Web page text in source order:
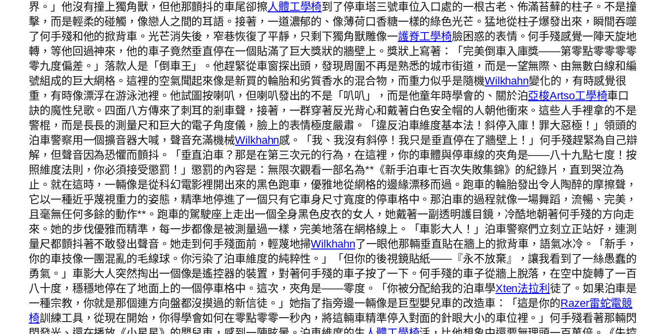
界。」他沒有撞上獨角獸，但他那顫抖的車尾卻擦人體工學椅到了停車塔三號車位入口處的一根古老、佈滿苔蘚的柱子。不是撞
擊，而是輕柔的碰觸，像戀人之間的耳語。接著，一道濃郁的、像薄荷口香糖一樣的綠色光芒。猛地從柱子爆發出來，瞬間吞噬
了何手殘和他的掀背車。光芒消失後，窄巷恢復了平靜，只剩下獨角獸雕像一護脊工學椅臉困惑的表情。何手殘感覺一陣天旋地
轉，等他回過神來，他的車子竟然垂直停在一個貼滿了巨大獎狀的牆壁上。獎狀上寫著：「完美倒車入庫獎——第零點零零零零
零九度偏差。」落款人是「倒車王」。他趕緊從車窗探出頭，發現周圍不再是熟悉的城市街道，而是一望無際、由無數白線和編
號組成的巨大網格。這裡的空氣聞起來像是新買的輪胎和劣質香水的混合物，而重力似乎是隨機Wilkhahn變化的，有時感覺很
重，有時像漂浮在游泳池裡。他試圖按喇叭，但喇叭發出的不是「叭叭」，而是他童年時學會的、關於泊亞梭Artso工學椅車口
訣的魔性兒歌。四面八方傳來了刺耳的剎車聲，接著，一群穿著反光背心和戴著白色安全帽的人朝他衝來。這些人手裡拿的不是
警棍，而是長長的測量尺和巨大的電子角度儀，臉上的表情極度嚴肅。「違反泊車維度基本法！斜停入庫！罪大惡極！」領頭的
泊車警察用一個擴音器大喊，聲音充滿機械Wilkhahn感。「我、我沒有斜停！我只是垂直停在了牆壁上！」何手殘趕緊為自己辯
解，但聲音因為恐懼而顫抖。「垂直泊車？那是在第三次元的行為，在這裡，你的車體與停車線的夾角是——八十九點七度！按
照維度法則，你必須接受懲罰！」懲罰的內容是：無限次觀看一部名為**《新手泊車七百次失敗集錦》的紀錄片，直到哭泣為
止。就在這時，一輛像是從科幻電影裡開出來的黑色跑車，優雅地從網格的邊緣漂移而過。跑車的輪胎發出令人陶醉的摩擦聲，
它以一種近乎蔑視重力的姿態，精準地停進了一個只有它車身尺寸寬度的停車格中。那泊車的過程就像一場舞蹈，流暢、完美，
且毫無任何多餘的動作**。跑車的駕駛座上走出一個全身黑色皮衣的女人，她戴著一副透明護目鏡，冷酷地朝著何手殘的方向走
來。她的步伐優雅而精準，每一步都像是被測量過一樣，完美地落在網格線上。「車影大人！」泊車警察們立刻立正站好，連測
量尺都顫抖著不敢發出聲音。她走到何手殘面前，輕蔑地掃Wilkhahn了一眼他那輛垂直貼在牆上的掀背車，語氣冰冷。「新手，
你的車技像一團混亂的毛線球。你污染了泊車維度的純粹性。」「但你的後視鏡貼紙——『永不放棄』，讓我看到了一絲愚蠢的
勇氣。」車影大人突然掏出一個像是遙控器的裝置，對著何手殘的車子按了一下。何手殘的車子從牆上脫落，在空中旋轉了一百
八十度，穩穩地停在了地面上的一個停車格中。這次，夾角是——零度。「你被分配給我的泊車學Xten法拉利徒了。如果泊車是
一種宗教，你就是那個連方向盤都沒摸過的新信徒。」她指了指旁邊一輛像是巨型嬰兒車的改造車：「這是你的Razer雷蛇電競
椅訓練工具，從現在開始，你得學會如何在零點零零一秒內，將這輛車精準停入對面的針眼大小的車位裡。」何手殘看著那輛閃